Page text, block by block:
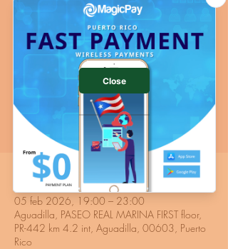
Ofrecemos un espacio moderno y vibrante
diseñado para jugadores de todos los niveles.
Ya sea que busques competencia seria o
diversión recreativa
Las entradas no están a la venta
Ver otros eventos
Horario y ubicación
05 feb 2026, 19:00 – 23:00
Aguadilla, PASEO REAL MARINA FIRST floor,
PR-442 km 4.2 int, Aguadilla, 00603, Puerto
Rico